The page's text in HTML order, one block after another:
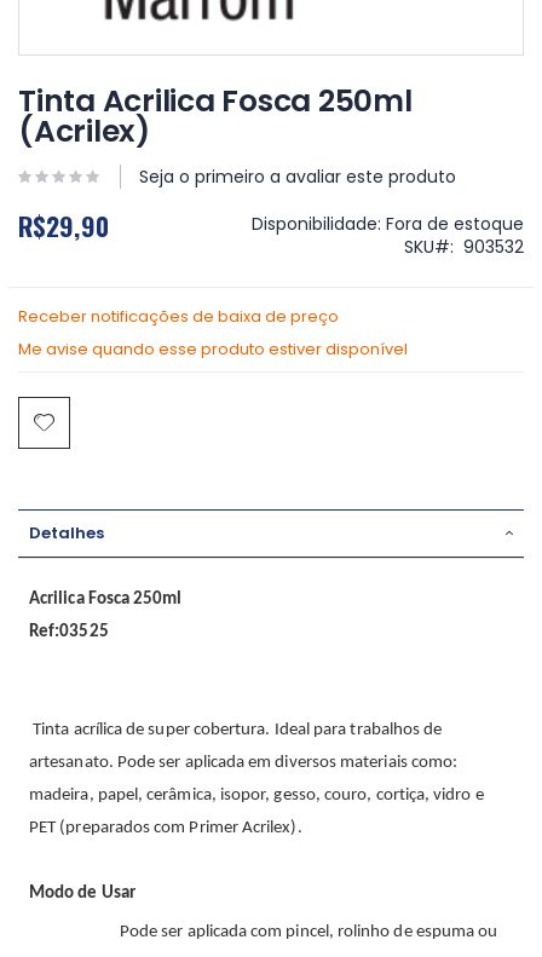
para
o
início
da
Galeria
imagens
Tinta Acrilica Fosca 250ml
(Acrilex)
Seja o primeiro a avaliar este produto
R$29,90 Disponibilidade: Fora de estoque
SKU
903532
Receber notificações de baixa de preço
Me avise quando esse produto estiver disponível
Detalhes
Acrilica Fosca 250ml
Ref:03525
Tinta acrílica de super cobertura. Ideal para trabalhos de
artesanato. Pode ser aplicada em diversos materiais como:
madeira, papel, cerâmica, isopor, gesso, couro, cortiça, vidro e
PET (preparados com Primer Acrilex).
Modo de Usar
Pode ser aplicada com pincel, rolinho de espuma ou